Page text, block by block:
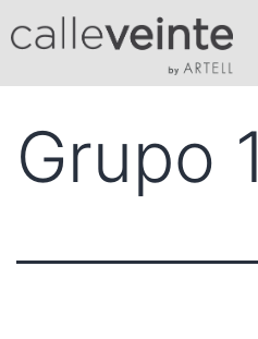
Grupo 1